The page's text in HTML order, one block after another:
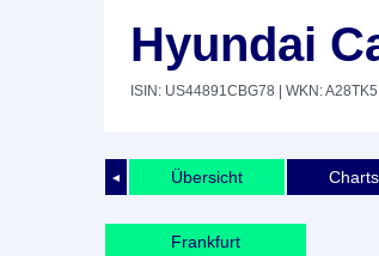
Hyundai
ISIN: US44891CBG78 | WKN: A28TK5
◄ Übersicht Charts
Frankfurt